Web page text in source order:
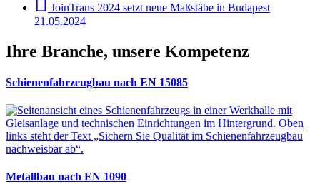
JoinTrans 2024 setzt neue Maßstäbe in Budapest
21.05.2024
Ihre Branche, unsere Kompetenz
Schienenfahrzeugbau nach EN 15085
Metallbau nach EN 1090